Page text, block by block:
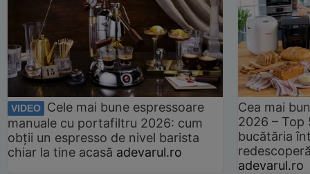
VIDEO
Cele mai bune espressoare
manuale cu portafiltru 2026: cum
obții un espresso de nivel barista
chiar la tine acasă adevarul.ro
Cea mai
2026 –
bucătăria
adevarul.ro